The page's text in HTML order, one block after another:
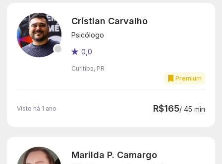
Premium
Crístian Carvalho
Psicólogo
0,0
Curitiba, PR
Visto há 1 ano R$165/ 45 min
Marilda P. Camargo